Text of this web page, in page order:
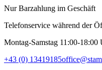
Nur Barzahlung im Geschäft
Telefonservice während der
Montag-Samstag 11:00-18:00
+43 (0) 13419185